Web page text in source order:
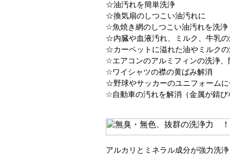
☆油汚れを簡単洗浄
☆換気扇のしつこい油汚れに
☆魚焼き網のしつこい油汚れを洗浄
☆内臓や血液汚れ、ミルク、牛乳
☆カーペットに溢れた油やミルク
☆エアコンのアルミフィンの洗浄、
☆ワイシャツの襟の黄ばみ解消
☆野球やサッカーのユニフォーム
☆自動車の汚れを解消（金属が錆び
アルカリとミネラル成分が強力洗